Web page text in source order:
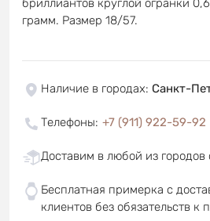
бриллиантов круглой огранки
грамм. Размер 18/57.
Наличие в городах: Санкт-
Телефоны: +7 (911) 922-59-92
Доставим в любой из
Бесплатная примерка с
клиентов без обязательств к